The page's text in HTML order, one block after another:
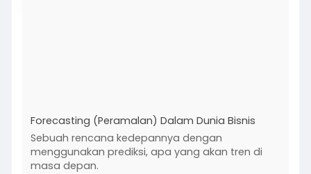
Forecasting (Peramalan) Dalam Dunia Bisnis
Sebuah rencana kedepannya dengan
menggunakan prediksi, apa yang akan tren di
masa depan.